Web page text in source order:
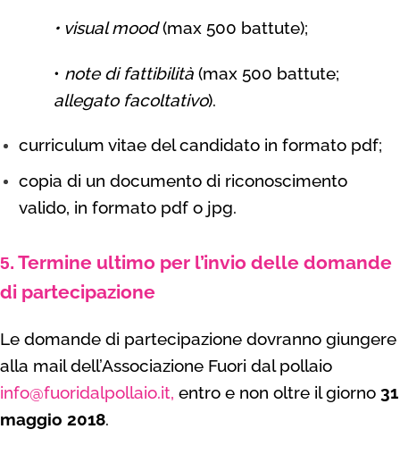
• visual mood(max 500 battute);
• note di fattibilità (max 500 battute;
allegato facoltativo).
curriculum vitae del candidato in formato pdf;
copia di un documento di riconoscimento
valido, in formato pdf o jpg.
5. Termine ultimo per l’invio delle domande
di partecipazione
Le domande di partecipazione dovranno giungere
alla mail dell’Associazione Fuori dal pollaio
info@fuoridalpollaio.it, entro e non oltre il giorno 31
maggio 2018.